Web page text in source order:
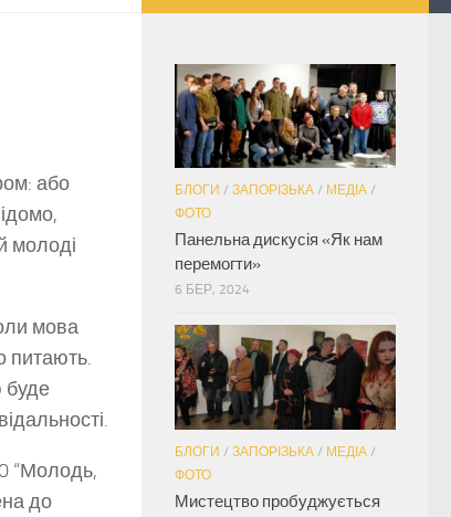
або
молоді
мова
питають.
буде
“Молодь,
до
БЛОГИ / ЗАПОРІЗЬКА / МЕДІА /
ФОТО
Панельна дискусія «Як нам
перемогти»
6 БЕР, 2024
БЛОГИ / ЗАПОРІЗЬКА / МЕДІА /
ФОТО
Мистецтво пробуджується